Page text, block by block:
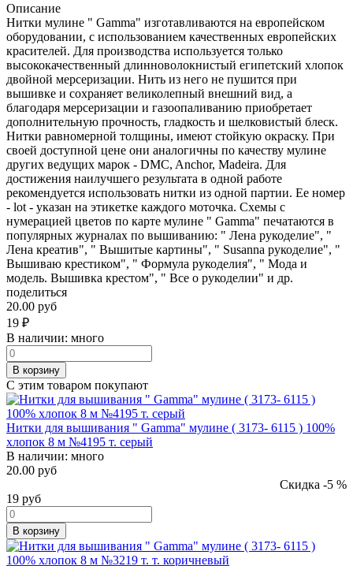
Описание
Нитки мулине " Gamma" изготавливаются на европейском
оборудовании, с использованием качественных европейских
красителей. Для производства используется только
высококачественный длинноволокнистый египетский хлопок
двойной мерсеризации. Нить из него не пушится при
вышивке и сохраняет великолепный внешний вид, а
благодаря мерсеризации и газоопаливанию приобретает
дополнительную прочность, гладкость и шелковистый блеск.
Нитки равномерной толщины, имеют стойкую окраску. При
своей доступной цене они аналогичны по качеству мулине
других ведущих марок - DMC, Anchor, Madeira. Для
достижения наилучшего результата в одной работе
рекомендуется использовать нитки из одной партии. Ее номер
- lot - указан на этикетке каждого моточка. Схемы с
нумерацией цветов по карте мулине " Gamma" печатаются в
популярных журналах по вышиванию: " Лена рукоделие", "
Лена креатив", " Вышитые картины", " Susanna рукоделие", "
Вышиваю крестиком", " Формула рукоделия", " Мода и
модель. Вышивка крестом", " Все о рукоделии" и др.
поделиться
20.00 руб
19 ₽
В наличии: много
В корзину
С этим товаром покупают
Нитки для вышивания " Gamma" мулине ( 3173- 6115 ) 100%
хлопок 8 м №4195 т. серый
В наличии: много
20.00 руб
Скидка -5 %
19 руб
В корзину